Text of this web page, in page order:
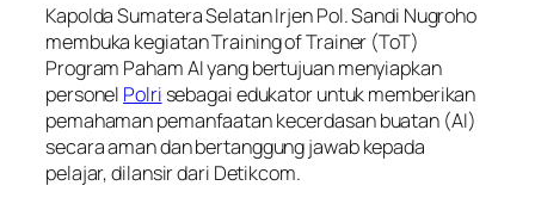
Kapolda Sumatera Selatan Irjen Pol. Sandi Nugroho
membuka kegiatan Training of Trainer (ToT)
Program Paham AI yang bertujuan menyiapkan
personel Polri sebagai edukator untuk memberikan
pemahaman pemanfaatan kecerdasan buatan (AI)
secara aman dan bertanggung jawab kepada
pelajar, dilansir dari Detikcom.